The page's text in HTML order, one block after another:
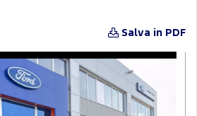
Salva in PDF